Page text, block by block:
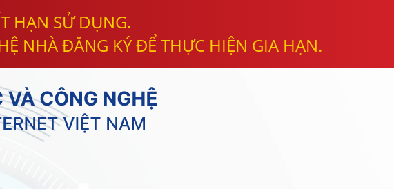
HẠN SỬ DỤNG.
NHÀ ĐĂNG KÝ ĐỂ THỰC HIỆN GIA HẠN.